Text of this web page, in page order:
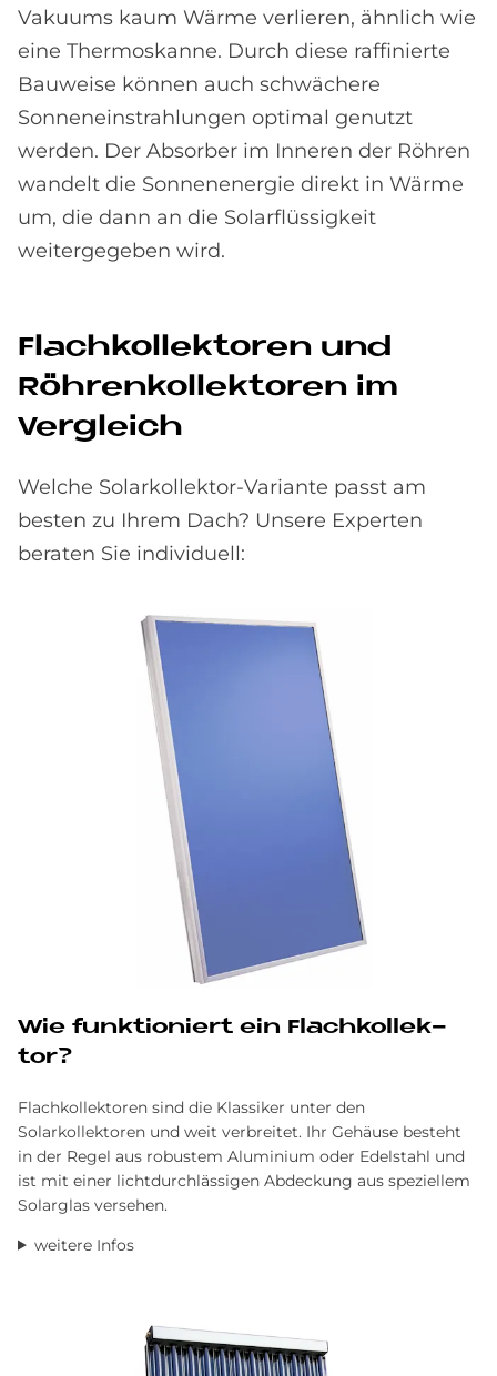
Vakuums kaum Wärme verlieren, ähnlich wie
eine Thermoskanne. Durch diese raffinierte
Bauweise können auch schwächere
Sonneneinstrahlungen optimal genutzt
werden. Der Absorber im Inneren der Röhren
wandelt die Sonnenenergie direkt in Wärme
um, die dann an die Solarflüssigkeit
weitergegeben wird.
Flach­kol­lek­to­ren und
Röh­ren­kol­lek­to­ren im
Ver­gleich
Welche Solarkollektor-Variante passt am
besten zu Ihrem Dach? Unsere Experten
beraten Sie individuell:
Wie funk­tio­niert ein Flach­kol­lek­
tor?
Flachkollektoren sind die Klassiker unter den
Solarkollektoren und weit verbreitet. Ihr Gehäuse besteht
in der Regel aus robustem Aluminium oder Edelstahl und
ist mit einer lichtdurchlässigen Abdeckung aus speziellem
Solarglas versehen.
weitere Infos